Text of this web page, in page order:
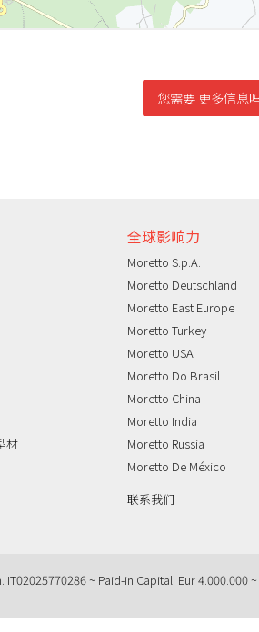
您需要 更多信息
材
全球影响力
Moretto S.p.A.
Moretto Deutschland
Moretto East Europe
Moretto Turkey
Moretto USA
Moretto Do Brasil
Moretto China
Moretto India
Moretto Russia
Moretto De México
联系我们
IT02025770286 ~ Paid-in Capital: Eur 4.000.000